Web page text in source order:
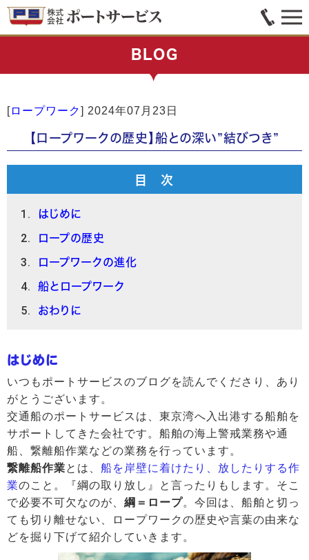
BLOG
[ロープワーク] 2024年07月23日
【ロープワークの歴史】船との深い”結びつき”
目 次
はじめに
ロープの歴史
ロープワークの進化
船とロープワーク
おわりに
はじめに
いつもポートサービスのブログを読んでくださり、あり
がとうございます。
交通船のポートサービスは、東京湾へ入出港する船舶を
サポートしてきた会社です。船舶の海上警戒業務や通
船、繋離船作業などの業務を行っています。
繋離船作業とは、 船を岸壁に着けたり、放したりする作
業のこと。『綱の取り放し』と言ったりもします。そこ
で必要不可欠なのが、 綱＝ロープ。今回は、船舶と切っ
ても切り離せない、ロープワークの歴史や言葉の由来な
どを掘り下げて紹介していきます。